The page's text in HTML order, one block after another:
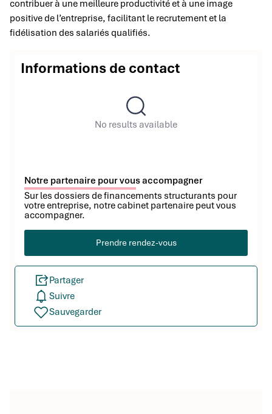
contribuer à une meilleure productivité et à une image
positive de l’entreprise, facilitant le recrutement et la
fidélisation des salariés qualifiés.
Informations de contact
No results available
Notre partenaire pour vous accompagner
Sur les dossiers de financements structurants pour
votre entreprise, notre cabinet partenaire peut vous
accompagner.
Prendre rendez-vous
Partager
Suivre
Sauvegarder